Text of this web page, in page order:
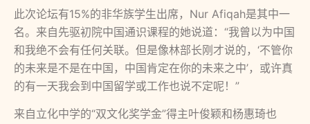
此次论坛有15%的非华族学生出席，Nur Afiqah是其中一
名。来自先驱初院中国通识课程的她说道：“我曾以为中国
和我绝不会有任何关联。但是像林部长刚才说的，‘不管你
的未来是不是在中国，中国肯定在你的未来之中’，或许真
的有一天我会到中国留学或工作也说不定呢！”
来自立化中学的“双文化奖学金”得主叶俊颖和杨惠琦也